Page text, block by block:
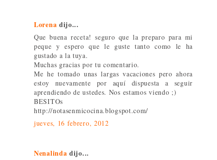
Lorena dijo...
Que buena receta! seguro que la preparo para mi
peque y espero que le guste tanto como le ha
gustado a la tuya.
Muchas gracias por tu comentario.
Me he tomado unas largas vacaciones pero ahora
estoy nuevamente por aquí dispuesta a seguir
aprendiendo de ustedes. Nos estamos viendo ;)
BESITOs
http://notasenmicocina.blogspot.com/
jueves, 16 febrero, 2012
Nenalinda dijo...